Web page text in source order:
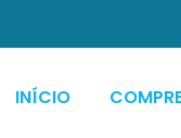
INÍCIO